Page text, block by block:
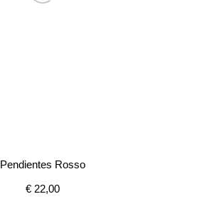
Pendientes Rosso
€22,00